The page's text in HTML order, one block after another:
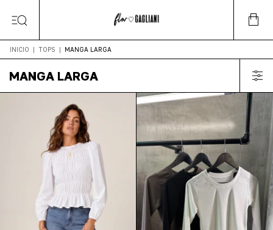
INICIO | TOPS | MANGA LARGA
MANGA LARGA